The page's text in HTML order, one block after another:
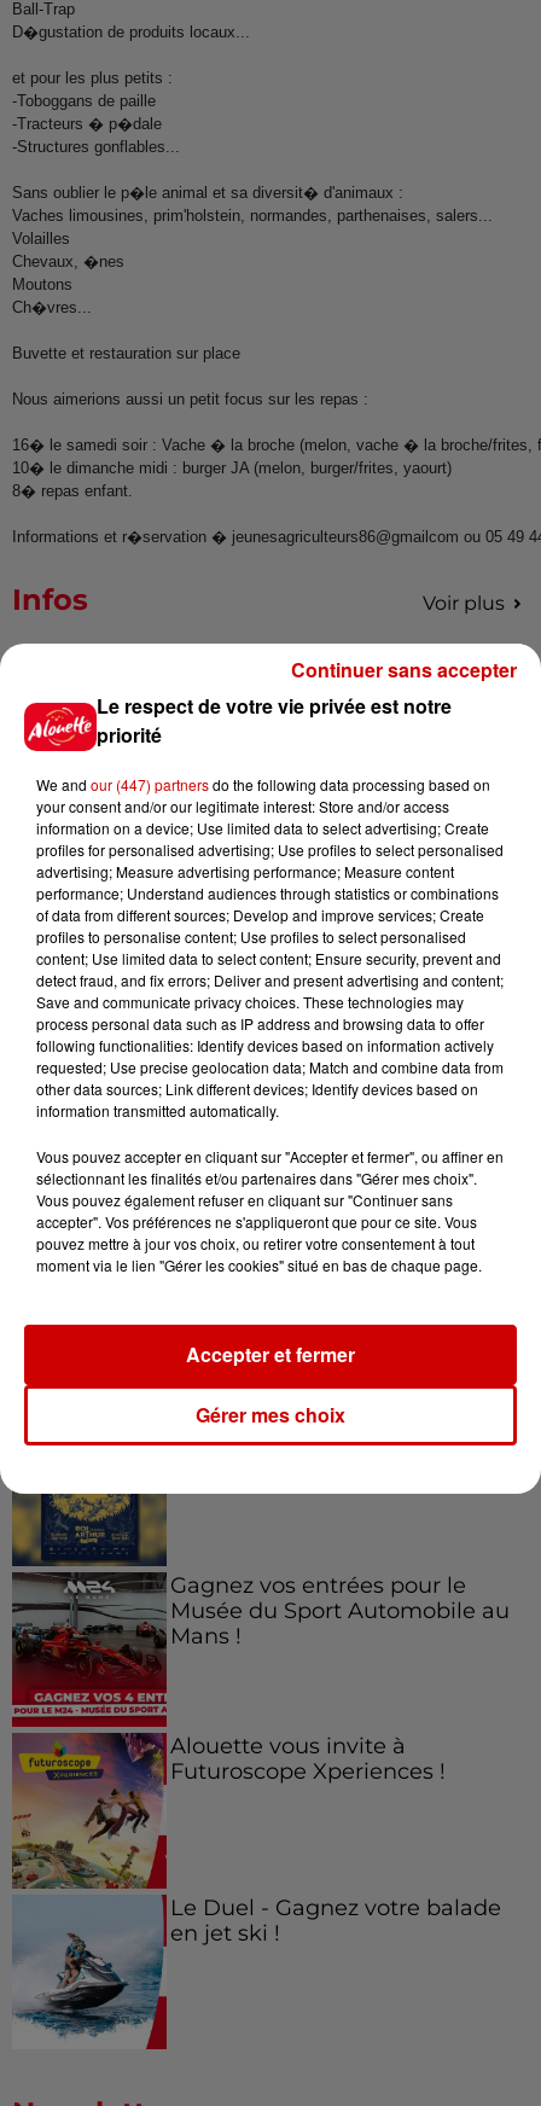
Ball-Trap
D�gustation de produits locaux...
et pour les plus petits :
-Toboggans de paille
-Tracteurs � p�dale
-Structures gonflables...
Sans oublier le p�le animal et sa diversit� d'animaux :
Vaches limousines, prim'holstein, normandes, parthenaises, salers...
Volailles
Chevaux, �nes
Moutons
Ch�vres...
Buvette et restauration sur place
Nous aimerions aussi un petit focus sur les repas :
16� le samedi soir : Vache � la broche (melon, vache � la broche/
10� le dimanche midi : burger JA (melon, burger/frites, yaourt)
8� repas enfant.
Informations et r�servation � jeunesagriculteurs86@gmailcom ou 05 49
Infos Voir plus
noyade dans le Finistère
14h48
Vendre un chiot en animalerie
peut coûter très cher
14h03
Invasion de physalies sur des
plages du Sud-Ouest
11h51
À LA UNE : affaire Manon
Relandeau, musée cambriolé et
Amel Bent en...
Gagnez vos places pour le
Festival du Roi Arthur 2026 !
Gagnez vos entrées pour le
Musée du Sport Automobile au
Mans !
Alouette vous invite à
Futuroscope Xperiences !
Le Duel - Gagnez votre balade
en jet ski !
Le respect de votre vie privée est notre
priorité
We and our (447) partnersdo the following data processing based on
your consent and/or our legitimate interest: Store and/or access
information on a device; Use limited data to select advertising; Create
profiles for personalised advertising; Use profiles to select personalised
advertising; Measure advertising performance; Measure content
performance; Understand audiences through statistics or combinations
of data from different sources; Develop and improve services; Create
profiles to personalise content; Use profiles to select personalised
content; Use limited data to select content; Ensure security, prevent and
detect fraud, and fix errors; Deliver and present advertising and content;
Save and communicate privacy choices. These technologies may
process personal data such as IP address and browsing data to offer
following functionalities: Identify devices based on information actively
requested; Use precise geolocation data; Match and combine data from
other data sources; Link different devices; Identify devices based on
information transmitted automatically.
Vous pouvez accepter en cliquant sur "Accepter et fermer", ou affiner en
sélectionnant les finalités et/ou partenaires dans "Gérer mes choix".
Vous pouvez également refuser en cliquant sur "Continuer sans
accepter". Vos préférences ne s'appliqueront que pour ce site. Vous
pouvez mettre à jour vos choix, ou retirer votre consentement à tout
moment via le lien "Gérer les cookies" situé en bas de chaque page.
Gérer mes choix
Accepter et fermer
Continuer sans accepter